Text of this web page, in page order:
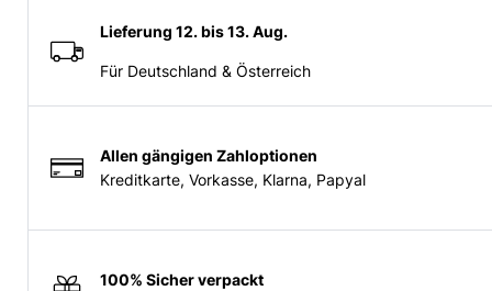
Lieferung 12. bis 13. Aug.
Für Deutschland & Österreich
Allen gängigen Zahloptionen
Kreditkarte, Vorkasse, Klarna, Papyal
100% Sicher verpackt